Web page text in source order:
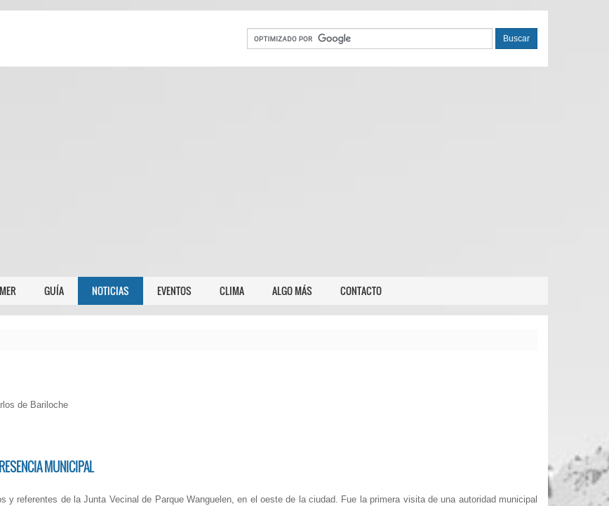
GUÍA NOTICIAS EVENTOS CLIMA ALGO MÁS CONTACTO
de Bariloche
MUNICIPAL
y referentes de la Junta Vecinal de Parque Wanguelen, en el oeste de la ciudad. Fue la primera visita de una autoridad municipal